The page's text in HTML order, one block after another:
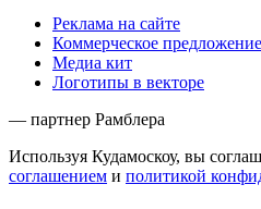
Реклама на сайте
Коммерческое предложение
Медиа кит
Логотипы в векторе
— партнер Рамблера
Используя Кудамоскоу, вы
соглашением и политикой